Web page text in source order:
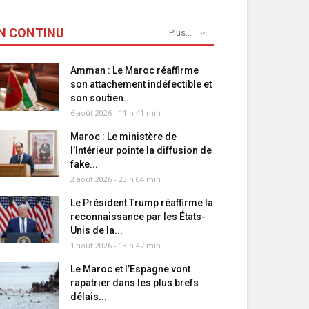
CONTINU Plus...
Amman : Le Maroc réaffirme
son attachement indéfectible et
son soutien...
6 août 2026 - 11 h 41 min
Maroc : Le ministère de
l’Intérieur pointe la diffusion de
fake...
2 août 2026 - 23 h 04 min
Le Président Trump réaffirme la
reconnaissance par les États-
Unis de la...
1 août 2026 - 13 h 47 min
Le Maroc et l’Espagne vont
rapatrier dans les plus brefs
délais...